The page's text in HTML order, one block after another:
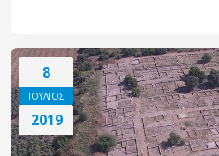
8
ΙΟΥΛΙΟΣ
2019